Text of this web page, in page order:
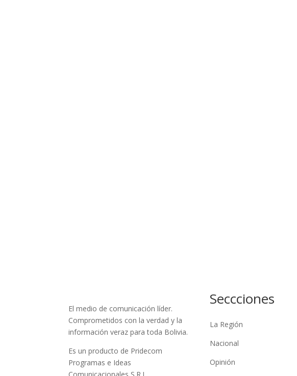
El medio de comunicación líder.
Comprometidos con la verdad y la
información veraz para toda Bolivia.
Es un producto de Pridecom
Programas e Ideas
Seccciones
La Región
Nacional
Opinión